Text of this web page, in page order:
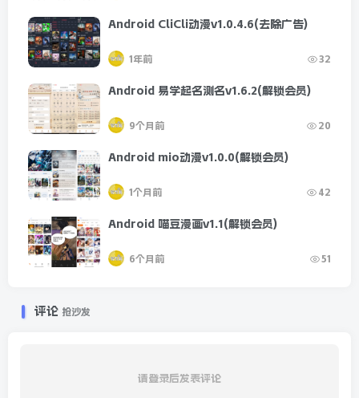
Android CliCli动漫v1.0.4.6(去除广告)
1年前 32
Android 易学起名测名v1.6.2(解锁会员)
9个月前 20
Android mio动漫v1.0.0(解锁会员)
1个月前 42
Android 喵豆漫画v1.1(解锁会员)
6个月前 51
评论 抢沙发
请登录后发表评论